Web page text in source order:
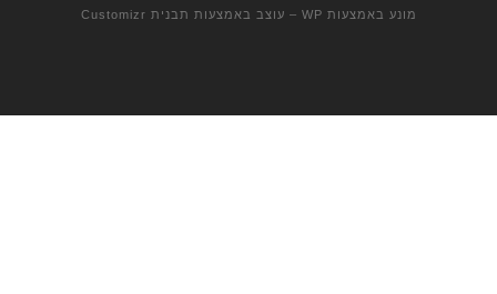
מונע באמצעות WP – עוצב באמצעות תבנית Customizr